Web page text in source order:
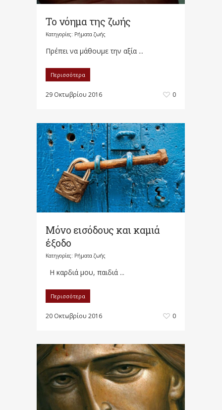
Το νόημα της ζωής
Κατηγορίες: Ρήματα ζωής
Πρέπει να μάθουμε την αξία ...
Περισσότερα
29 Οκτωβρίου 2016 0
Μόνο εισόδους και καμιά
έξοδο
Κατηγορίες: Ρήματα ζωής
Η καρδιά μου, παιδιά ...
Περισσότερα
20 Οκτωβρίου 2016 0